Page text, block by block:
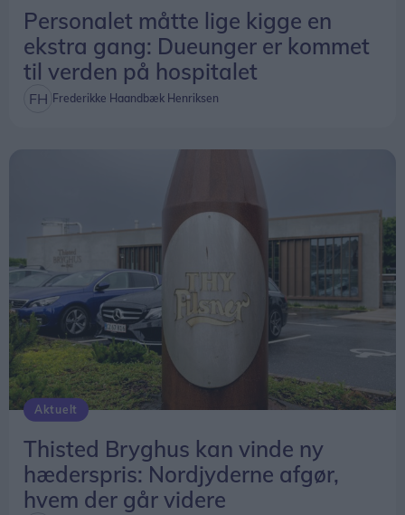
Personalet måtte lige kigge en
ekstra gang: Dueunger er kommet
til verden på hospitalet
Frederikke Haandbæk Henriksen
Aktuelt
Thisted Bryghus kan vinde ny
hæderspris: Nordjyderne afgør,
hvem der går videre